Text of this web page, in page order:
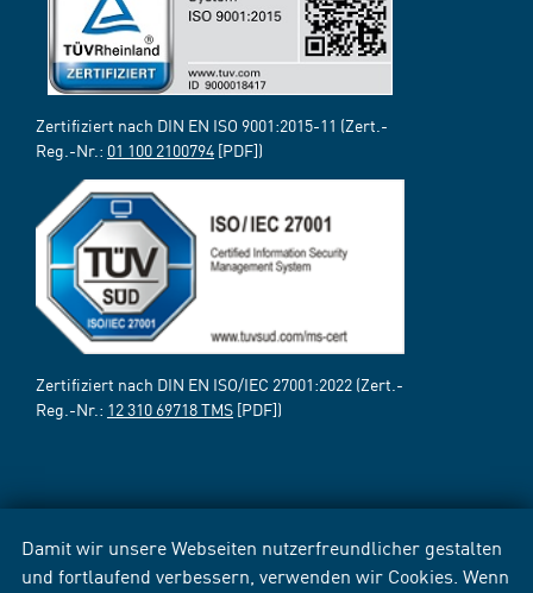
Damit wir unsere Webseiten nutzerfreundlicher gestalten
und fortlaufend verbessern, verwenden wir Cookies. Wenn
Zertifiziert nach DIN EN ISO 9001:2015-11 (Zert.-
Reg.-Nr.: 01 100 2100794 [PDF])
Zertifiziert nach DIN EN ISO/IEC 27001:2022 (Zert.-
Reg.-Nr.: 12 310 69718 TMS [PDF])